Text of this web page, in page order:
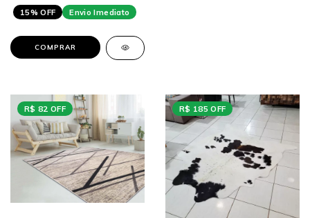
15% OFF
Envio Imediato
COMPRAR
R$ 82 OFF R$ 185 OFF